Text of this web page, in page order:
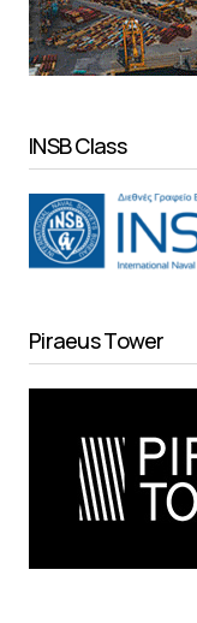
INSB Class
Piraeus Tower